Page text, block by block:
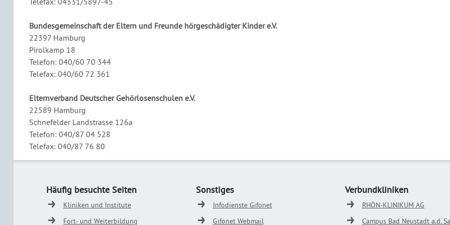
Bundesgemeinschaft der Eltern und Freunde hörgeschädigter Kinder e.V.
22397 Hamburg
Pirolkamp 18
Telefon: 040/60 70 344
Telefax: 040/60 72 361
Elternverband Deutscher Gehörlosenschulen e.V.
22589 Hamburg
Schnefelder Landstrasse 126a
Telefon: 040/87 04 528
Telefax: 040/87 76 80
Häufig besuchte Seiten
Kliniken und Institute
Fort- und Weiterbildung
Sonstiges
Infodienste Gifonet
Gifonet Webmail
Verbundkliniken
RHÖN-KLINIKUM AG
Campus Bad Neustadt a.d.